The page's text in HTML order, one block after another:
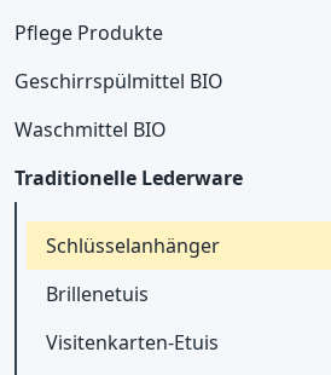
Pflege Produkte
Geschirrspülmittel BIO
Waschmittel BIO
Traditionelle Lederware
Schlüsselanhänger
Brillenetuis
Visitenkarten-Etuis